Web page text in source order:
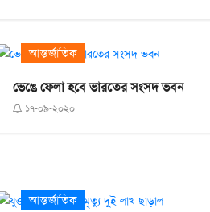
আন্তর্জাতিক
ভেঙে ফেলা হবে ভারতের সংসদ ভবন
১৭-০৯-২০২০
আন্তর্জাতিক